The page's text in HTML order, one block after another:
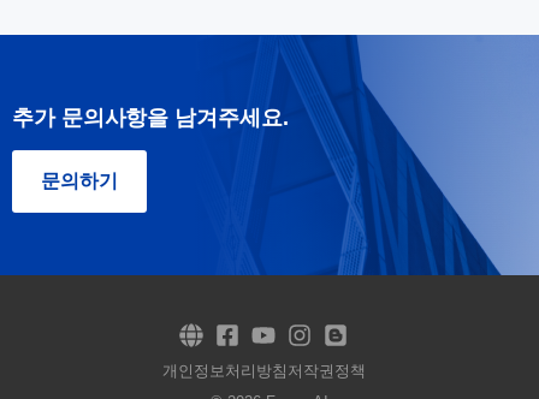
추가 문의사항을 남겨주세요.
문의하기
개인정보처리방침 저작권정책